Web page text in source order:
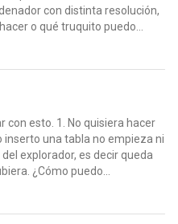
con distinta resolución,
o qué truquito puedo...
con esto. 1. No quisiera hacer
inserto una tabla no empieza ni
explorador, es decir queda
¿Cómo puedo...